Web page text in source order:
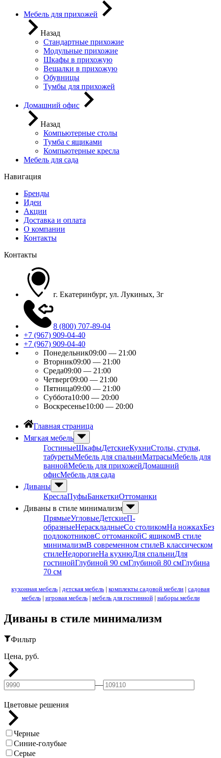
Мебель для прихожей
Назад
Стандартные прихожие
Модульные прихожие
Шкафы в прихожую
Вешалки в прихожую
Обувницы
Тумбы для прихожей
Домашний офис
Назад
Компьютерные столы
Тумба с ящиками
Компьютерные кресла
Мебель для сада
Навигация
Бренды
Идеи
Акции
Доставка и оплата
О компании
Контакты
Контакты
г. Екатеринбург, ул. Лукиных, 3г
8 (800) 707-89-04
+7 (967) 909-04-40
+7 (967) 909-04-40
Понедельник09:00 — 21:00
Вторник09:00 — 21:00
Среда09:00 — 21:00
Четверг09:00 — 21:00
Пятница09:00 — 21:00
Суббота10:00 — 20:00
Воскресенье10:00 — 20:00
Главная страница
Мягкая мебель
ГостиныеШкафыДетскиеКухниСтолы, стулья,
табуретыМебель для спальниМатрасыМебель для
ваннойМебель для прихожейДомашний
офисМебель для сада
Диваны
КреслаПуфыБанкеткиОттоманки
Диваны в стиле минимализм
ПрямыеУгловыеДетскиеП-
образныеНераскладныеСо столикомНа ножкахБез
подлокотниковС оттоманкойС ящикомВ стиле
минимализмВ современном стилеВ классическом
стилеНедорогиеНа кухнюДля спальниДля
гостинойГлубиной 90 смГлубиной 80 смГлубина
70 см
кухонная мебель | детская мебель | комплекты садовой мебели | садовая
мебель| игровая мебель| мебель для гостинной| наборы мебели
Диваны в стиле минимализм
Фильтр
Цена, руб.
—
Цветовые решения
Черные
Синие-голубые
Серые